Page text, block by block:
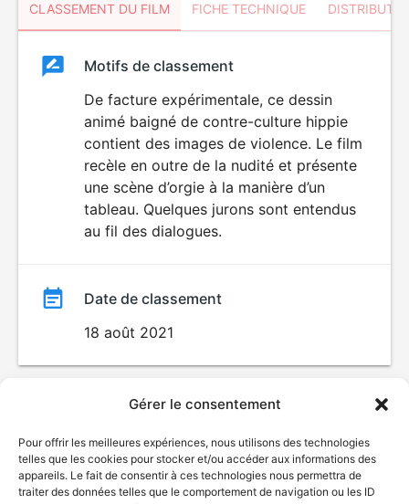
Gérer le consentement
Pour offrir les meilleures expériences, nous utilisons des technologies
telles que les cookies pour stocker et/ou accéder aux informations des
appareils. Le fait de consentir à ces technologies nous permettra de
traiter des données telles que le comportement de navigation ou les ID
CLASSEMENT DU FILM FICHE TECHNIQUE
ClassementClassement
Motifs de classement
De facture expérimentale, ce dessin
animé baigné de contre-culture hippie
contient des images de violence. Le film
recèle en outre de la nudité et présente
une scène d’orgie à la manière d’un
tableau. Quelques jurons sont entendus
au fil des dialogues.
Date de classement
18 août 2021